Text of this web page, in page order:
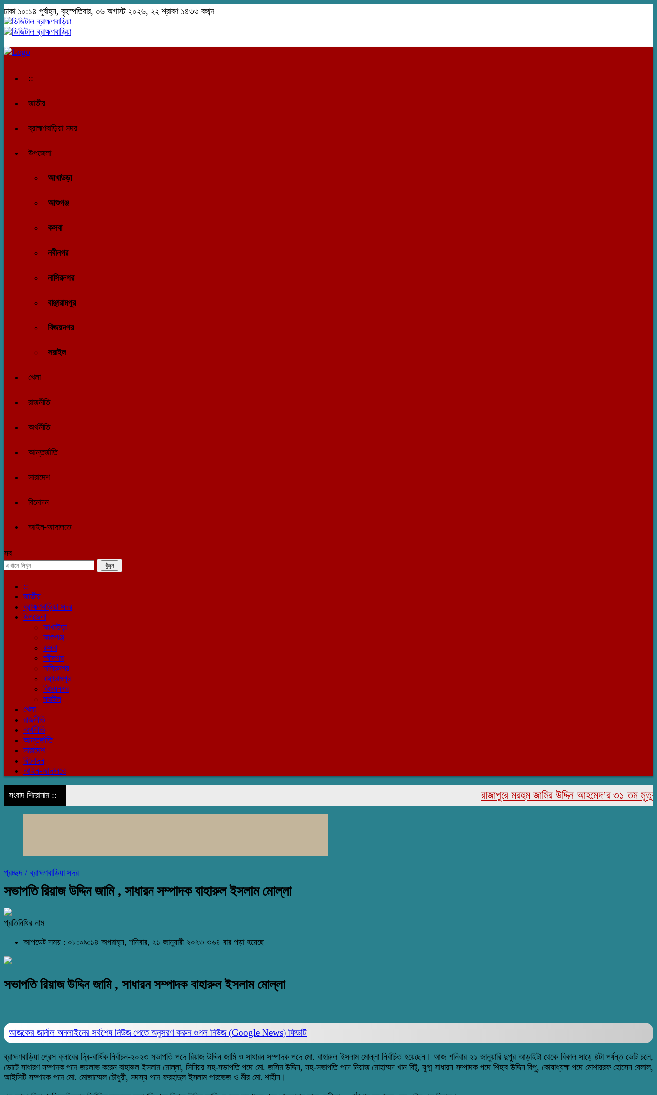
ঢাকা ১০:১৪ পূর্বাহ্ন, বৃহস্পতিবার, ০৬ অগাস্ট ২০২৬, ২২ শ্রাবণ ১৪৩৩ বঙ্গাব্দ
::
জাতীয়
ব্রাহ্মণবাড়িয়া সদর
উপজেলা
আখাউড়া
আশুগঞ্জ
কসবা
নবীনগর
নাসিরনগর
বাঞ্ছারামপুর
বিজয়নগর
সরাইল
খেলা
রাজনীতি
অর্থনীতি
আন্তর্জাতি
সারাদেশ
বিনোদন
আইন-আদালতে
সব
::
জাতীয়
ব্রাহ্মণবাড়িয়া সদর
উপজেলা
আখাউড়া
আশুগঞ্জ
কসবা
নবীনগর
নাসিরনগর
বাঞ্ছারামপুর
বিজয়নগর
সরাইল
খেলা
রাজনীতি
অর্থনীতি
আন্তর্জাতি
সারাদেশ
বিনোদন
আইন-আদালতে
সংবাদ শিরোনাম :: রাজাপুরে মরহুম জামির উদ্দিন আহমেদ’র ৩১ তম মৃত্যু
প্রচ্ছদ / ব্রাহ্মণবাড়িয়া সদর
সভাপতি রিয়াজ উদ্দিন জামি , সাধারন সম্পাদক বাহারুল ইসলাম মোল্লা
প্রতিনিধির নাম
আপডেট সময় : ০৮:০৯:১৪ অপরাহ্ন, শনিবার, ২১ জানুয়ারী ২০২৩ ৩৬৪ বার পড়া হয়েছে
সভাপতি রিয়াজ উদ্দিন জামি , সাধারন সম্পাদক বাহারুল ইসলাম মোল্লা
আজকের জার্নাল অনলাইনের সর্বশেষ নিউজ পেতে অনুসরণ করুনগুগল নিউজ (Google News) ফিডটি
ব্রাহ্মণবাড়িয়া প্রেস ক্লাবের দ্বি-বার্ষিক নির্বাচন-২০২৩ সভাপতি পদে রিয়াজ উদ্দিন জামি ও সাধারন সম্পাদক পদে মো. বাহারুল ইসলাম মোল্লা নির্বাচিত হয়েছেন। আজ শনিবার ২১ জানুয়ারি দুপুর আড়াইটা থেকে বিকাল সাড়ে ৪টা পর্যন্ত ভোট চলে,
ভোটে সাধারণ সম্পাদক পদে জয়লাভ করেন বাহারুল ইসলাম মোল্লা, সিনিয়র সহ-সভাপতি পদে মো. জসিম উদ্দিন, সহ-সভাপতি পদে নিয়াজ মোহাম্মদ খান বিটু, যুগ্ম সাধারন সম্পাদক পদে শিহাব উদ্দিন বিপু, কোষাধ্যক্ষ পদে মোশাররফ হোসেন বেলাল,
আইসিটি সম্পাদক পদে মো. মোজাম্মেল চৌধুরী, সদস্য পদে ফরহাদুল ইসলাম পারভেজ ও মীর মো. শাহীন।